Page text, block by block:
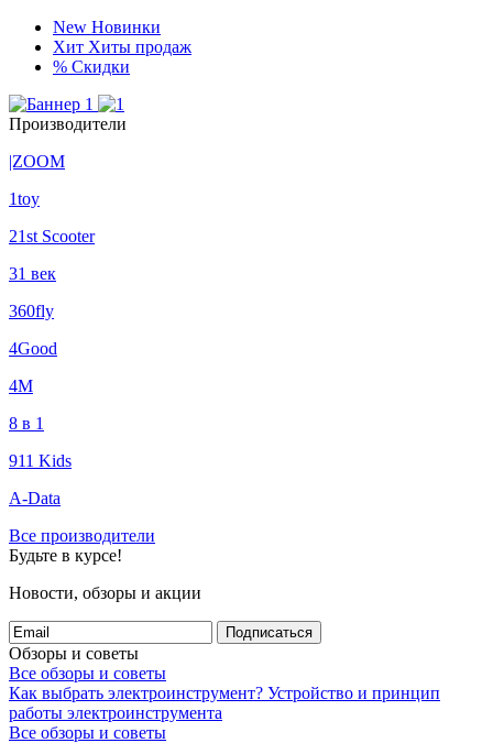
New Новинки
Хит Хиты продаж
% Скидки
Производители
|ZOOM
1toy
21st Scooter
31 век
360fly
4Good
4М
8 в 1
911 Kids
A-Data
Все производители
Будьте в курсе!
Новости, обзоры и акции
Подписаться
Обзоры и советы
Все обзоры и советы
Как выбрать электроинструмент? Устройство и принцип
работы электроинструмента
Все обзоры и советы